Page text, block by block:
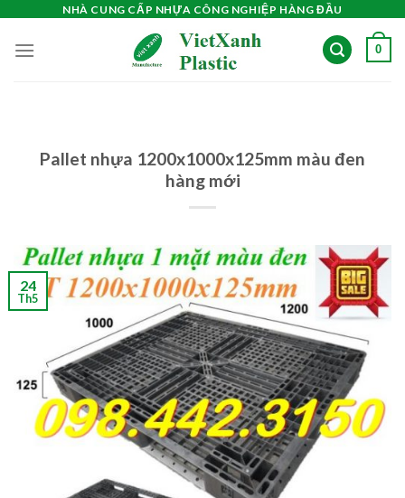
content
NHÀ CUNG CẤP NHỰA CÔNG NGHIỆP HÀNG ĐẦU
0
Pallet nhựa 1200x1000x125mm màu đen
hàng mới
24
Th5